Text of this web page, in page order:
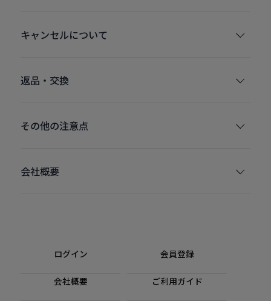
キャンセルについて
返品・交換
その他の注意点
会社概要
ログイン 会員登録
会社概要 ご利用ガイド